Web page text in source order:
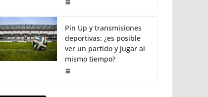
Pin Up y transmisiones
deportivas: ¿es posible
ver un partido y jugar al
mismo tiempo?